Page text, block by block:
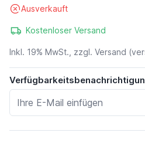
Ausverkauft
Kostenloser Versand
Inkl. 19% MwSt., zzgl. Versand